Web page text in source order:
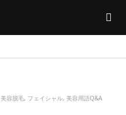
美容脱毛, フェイシャル, 美容用語Q&A